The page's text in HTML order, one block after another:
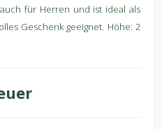
für Herren und ist ideal als
Geschenk geeignet. Höhe: 2